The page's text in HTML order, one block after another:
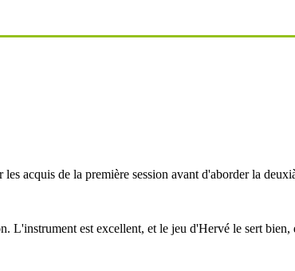
acquis de la première session avant d'aborder la
est excellent, et le jeu d'Hervé le sert bien,